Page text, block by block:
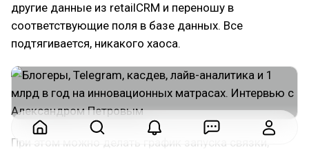
другие данные из retailCRM и переношу в
соответствующие поля в базе данных. Все
подтягивается, никакого хаоса.
При этом можно делать график запуска связки,